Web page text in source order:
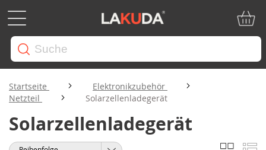
Startseite
Elektronikzubehör
Netzteil
Solarzellenladegerät
Solarzellenladegerät
Anzeigen
Liste